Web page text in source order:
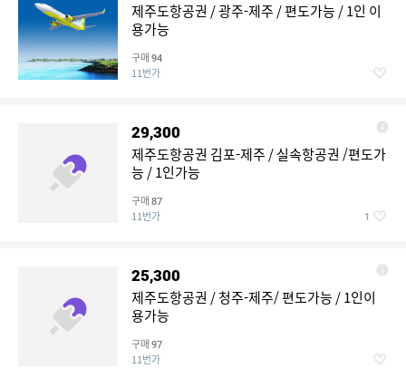
제주도항공권 / 광주-제주 / 편도가능 / 1인 이
용가능
구매 94
11번가
29,300
제주도항공권 김포-제주 / 실속항공권 /편도가
능 / 1인가능
구매 87
11번가 1
25,300
제주도항공권 / 청주-제주/ 편도가능 / 1인이
용가능
구매 97
11번가